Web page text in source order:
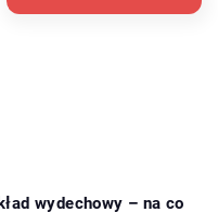
wydechowy – na co